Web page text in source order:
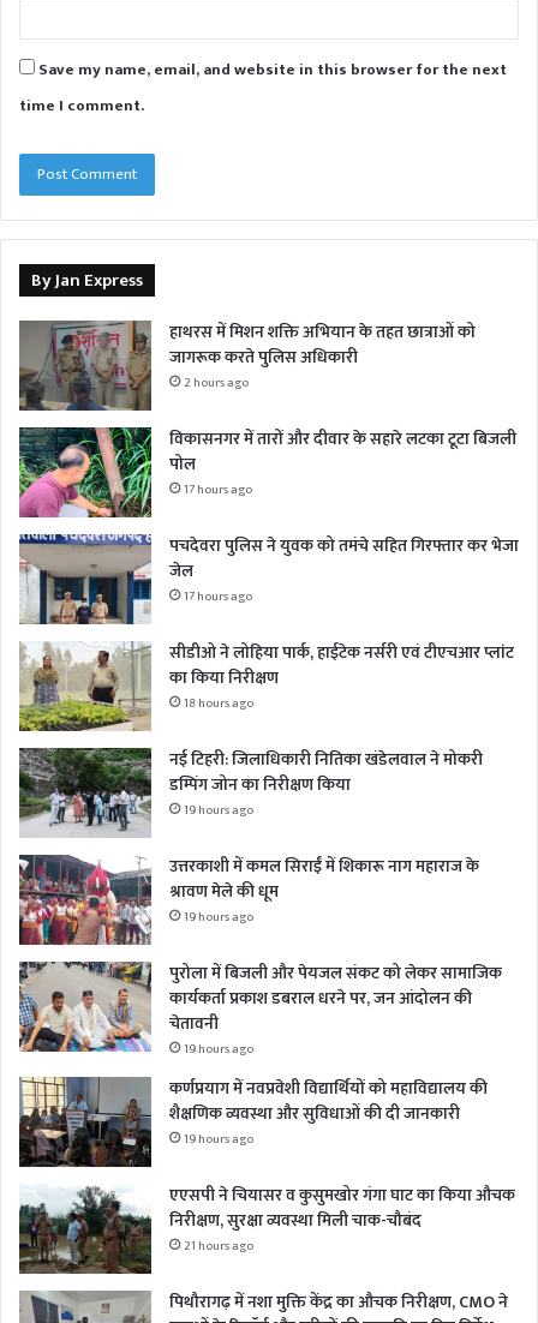
Save my name, email, and website in this browser for the next
time I comment.
By Jan Express
हाथरस में मिशन शक्ति अभियान के तहत छात्राओं को
जागरूक करते पुलिस अधिकारी
2 hours ago
विकासनगर में तारों और दीवार के सहारे लटका टूटा बिजली
पोल
17 hours ago
पचदेवरा पुलिस ने युवक को तमंचे सहित गिरफ्तार कर भेजा
जेल
17 hours ago
सीडीओ ने लोहिया पार्क, हाईटेक नर्सरी एवं टीएचआर प्लांट
का किया निरीक्षण
18 hours ago
नई टिहरी: जिलाधिकारी नितिका खंडेलवाल ने मोकरी
डम्पिंग जोन का निरीक्षण किया
19 hours ago
उत्तरकाशी में कमल सिराईं में शिकारू नाग महाराज के
श्रावण मेले की धूम
19 hours ago
पुरोला में बिजली और पेयजल संकट को लेकर सामाजिक
कार्यकर्ता प्रकाश डबराल धरने पर, जन आंदोलन की
चेतावनी
19 hours ago
कर्णप्रयाग में नवप्रवेशी विद्यार्थियों को महाविद्यालय की
शैक्षणिक व्यवस्था और सुविधाओं की दी जानकारी
19 hours ago
एएसपी ने चियासर व कुसुमखोर गंगा घाट का किया औचक
निरीक्षण, सुरक्षा व्यवस्था मिली चाक-चौबंद
21 hours ago
पिथौरागढ़ में नशा मुक्ति केंद्र का औचक निरीक्षण, CMO ने